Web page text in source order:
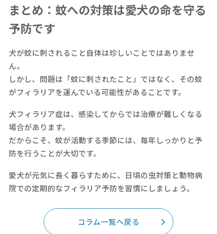
まとめ：蚊への対策は愛犬の命を守る
予防です
犬が蚊に刺されること自体は珍しいことではありませ
ん。
しかし、問題は「蚊に刺されたこと」ではなく、その蚊
がフィラリアを運んでいる可能性があることです。
犬フィラリア症は、感染してからでは治療が難しくなる
場合があります。
だからこそ、蚊が活動する季節には、毎年しっかりと予
防を行うことが大切です。
愛犬が元気に長く暮らすために、日頃の虫対策と動物病
院での定期的なフィラリア予防を習慣にしましょう。
コラム一覧へ戻る